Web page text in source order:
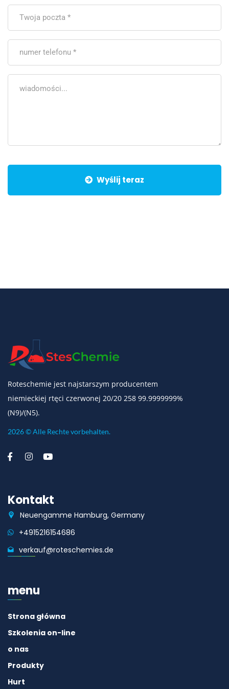
Wyślij teraz
Roteschemie jest najstarszym producentem
niemieckiej rtęci czerwonej 20/20 258 99.9999999%
(N9)/(N5).
2026 © Alle Rechte vorbehalten.
Kontakt
Neuengamme Hamburg, Germany
+4915216154686
verkauf@roteschemies.de
menu
Strona główna
Szkolenia on-line
o nas
Produkty
Hurt